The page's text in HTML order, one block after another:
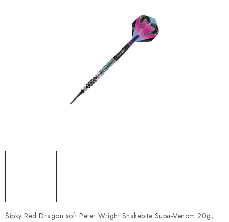
Kontakty Hodnocení obchodu
Šipky Red Dragon soft Peter Wright Snakebite Supa-Venom 20g,